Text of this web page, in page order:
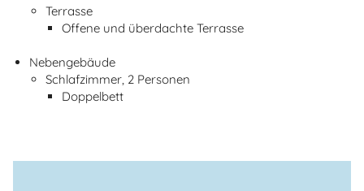
Terrasse
Offene und überdachte Terrasse
Nebengebäude
Schlafzimmer, 2 Personen
Doppelbett